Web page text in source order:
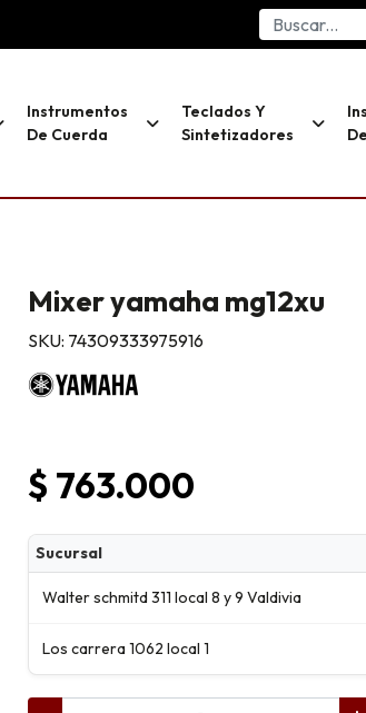
Instrumentos
De Cuerda
Teclados Y
Sintetizadores
Mixer yamaha mg12xu
SKU: 74309333975916
$ 763.000
Sucursal
Walter schmitd 311 local 8 y 9 Valdivia
Los carrera 1062 local 1